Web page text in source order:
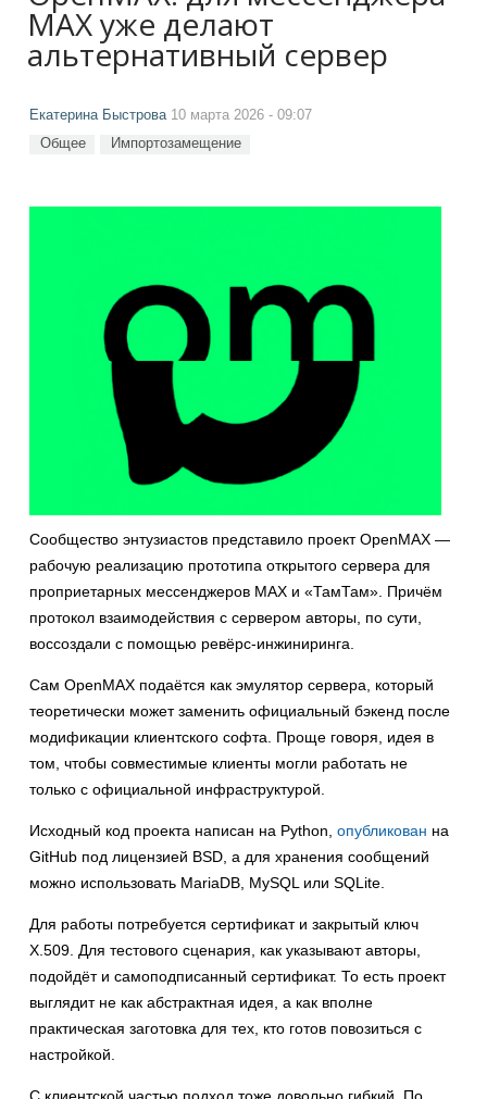
MAX уже делают
альтернативный сервер
Екатерина Быстрова10 марта 2026 - 09:07
Общее Импортозамещение
Сообщество энтузиастов представило проект OpenMAX —
рабочую реализацию прототипа открытого сервера для
проприетарных мессенджеров MAX и «ТамТам». Причём
протокол взаимодействия с сервером авторы, по сути,
воссоздали с помощью ревёрс-инжиниринга.
Сам OpenMAX подаётся как эмулятор сервера, который
теоретически может заменить официальный бэкенд после
модификации клиентского софта. Проще говоря, идея в
том, чтобы совместимые клиенты могли работать не
только с официальной инфраструктурой.
Исходный код проекта написан на Python, опубликован на
GitHub под лицензией BSD, а для хранения сообщений
можно использовать MariaDB, MySQL или SQLite.
Для работы потребуется сертификат и закрытый ключ
X.509. Для тестового сценария, как указывают авторы,
подойдёт и самоподписанный сертификат. То есть проект
выглядит не как абстрактная идея, а как вполне
практическая заготовка для тех, кто готов повозиться с
настройкой.